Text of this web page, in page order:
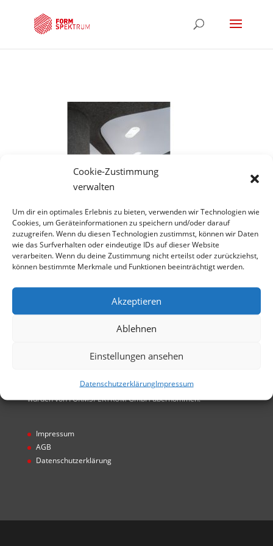
Cookie-Zustimmung
verwalten
Um dir ein optimales Erlebnis zu bieten, verwenden wir Technologien wie
Cookies, um Geräteinformationen zu speichern und/oder darauf
zuzugreifen. Wenn du diesen Technologien zustimmst, können wir Daten
wie das Surfverhalten oder eindeutige IDs auf dieser Website
verarbeiten. Wenn du deine Zustimmung nicht erteilst oder zurückziehst,
können bestimmte Merkmale und Funktionen beeinträchtigt werden.
Akzeptieren
Ablehnen
Einstellungen ansehen
DatenschutzerklärungImpressum
Hinweis
*Projekte unter gecco scene constuction company
* Projekte wurden unter Gecco GmbH realisiert. Alle Rechte
wurden von FORMSPEKTRUM GmbH übernommen.
Impressum
AGB
Datenschutzerklärung